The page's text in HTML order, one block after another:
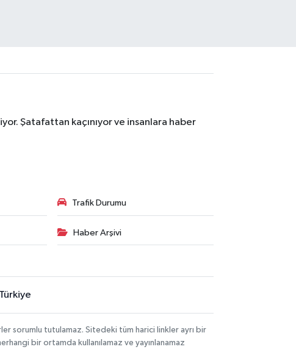
Şatafattan kaçınıyor ve insanlara haber
Trafik Durumu
Haber Arşivi
Türkiye
sorumlu tutulamaz. Sitedeki tüm harici linkler ayrı bir
bir ortamda kullanılamaz ve yayınlanamaz